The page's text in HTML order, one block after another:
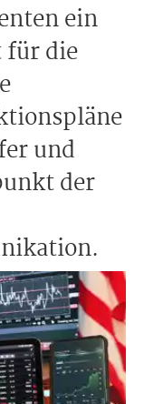
ein
für die
und
der